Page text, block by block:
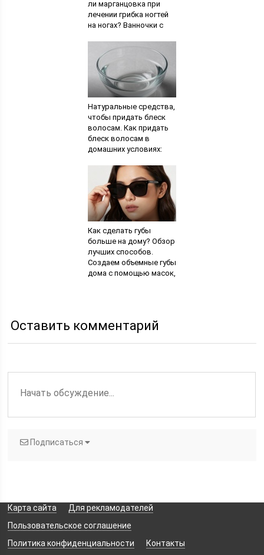
ли марганцовка при
лечении грибка ногтей
на ногах? Ванночки с
Натуральные средства,
чтобы придать блеск
волосам. Как придать
блеск волосам в
домашних условиях:
профессионалов
Как сделать губы
больше на дому? Обзор
лучших способов.
Создаем объемные губы
дома с помощью масок,
Оставить комментарий
Подписаться
Карта сайта
Для рекламодателей
Пользовательское соглашение
Политика конфиденциальности
Контакты